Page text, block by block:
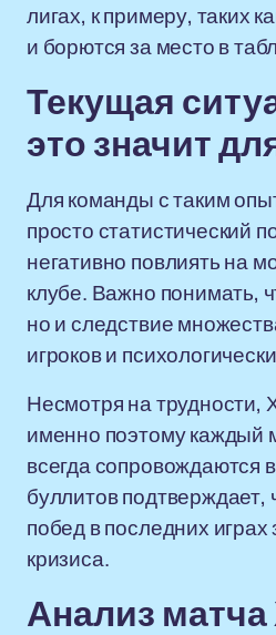
лигах, к примеру, таких
и борются за место в
Текущая
это значит
Для команды с таким
просто статистический
негативно повлиять на
клубе. Важно понимать,
но и следствие
игроков и
Несмотря на трудности,
именно поэтому каждый
всегда сопровождаются
буллитов
побед в последних
кризиса.
Анализ